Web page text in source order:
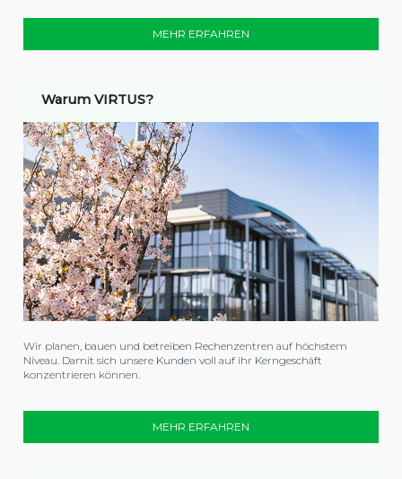
MEHR ERFAHREN
Warum VIRTUS?
Wir planen, bauen und betreiben Rechenzentren auf höchstem
Niveau. Damit sich unsere Kunden voll auf ihr Kerngeschäft
konzentrieren können.
MEHR ERFAHREN